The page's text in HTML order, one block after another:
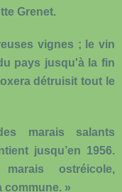
Grenet.
vignes ; le vin
pays jusqu'à la fin
détruisit tout le
marais salants
jusqu’en 1956.
ostréicole,
commune. »